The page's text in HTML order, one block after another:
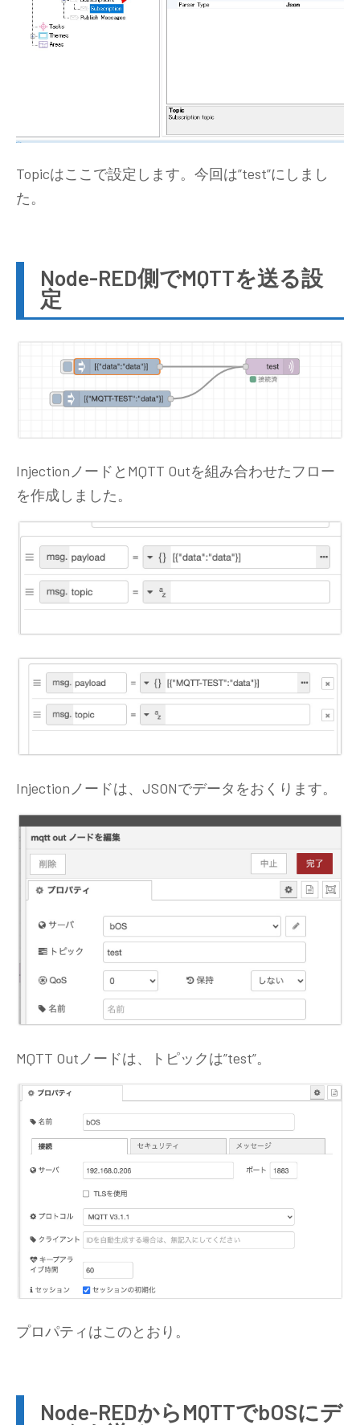
Topicはここで設定します。今回は”test”にしまし
た。
Node-RED側でMQTTを送る設
定
InjectionノードとMQTT Outを組み合わせたフロー
を作成しました。
Injectionノードは、JSONでデータをおくります。
MQTT Outノードは、トピックは”test”。
プロパティはこのとおり。
Node-REDからMQTTでbOSにデ